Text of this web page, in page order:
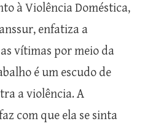
à Violência Doméstica,
enfatiza a
vítimas por meio da
é um escudo de
a violência. A
com que ela se sinta